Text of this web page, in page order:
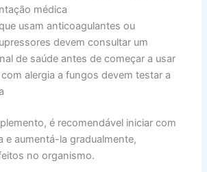
médica
usam anticoagulantes ou
devem consultar um
de saúde antes de começar a usar
alergia a fungos devem testar a
é recomendável iniciar com
e aumentá-la gradualmente,
no organismo.